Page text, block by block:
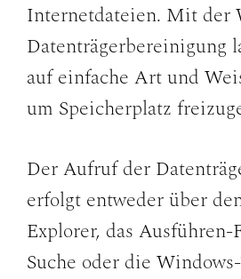
Internetdateien. Mit der
Datenträgerbereinigung
auf einfache Art und
um Speicherplatz
Der Aufruf der
erfolgt entweder über
Explorer, das Ausführen-
Suche oder die